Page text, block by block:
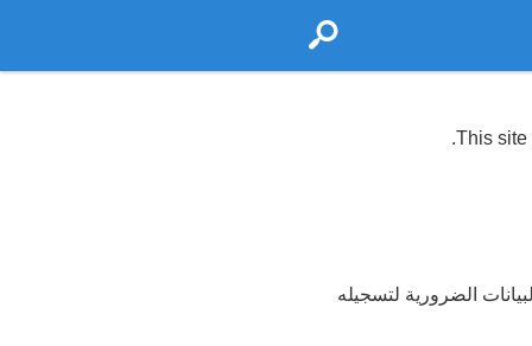
This site
الضرورية لتسجيله